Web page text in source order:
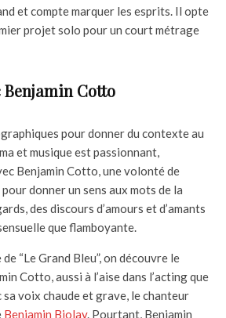
et compte marquer les esprits. Il opte
projet solo pour un court métrage
Benjamin Cotto
pour donner du contexte au
et musique est passionnant,
Benjamin Cotto, une volonté de
donner un sens aux mots de la
des discours d’amours et d’amants
que flamboyante.
“Le Grand Bleu”, on découvre le
Cotto, aussi à l’aise dans l’acting que
sa voix chaude et grave, le chanteur
Benjamin Biolay. Pourtant, Benjamin